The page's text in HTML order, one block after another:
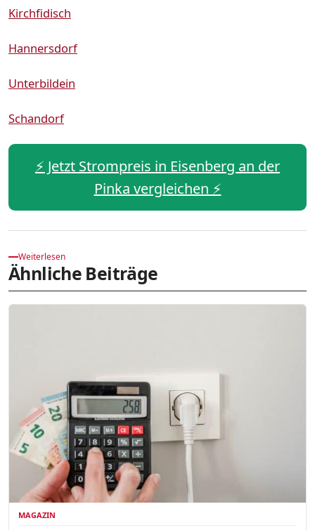
Kirchfidisch
Hannersdorf
Unterbildein
Schandorf
⚡️ Jetzt Strompreis in Eisenberg an der
Pinka vergleichen ⚡️
Weiterlesen
Ähnliche Beiträge
MAGAZIN